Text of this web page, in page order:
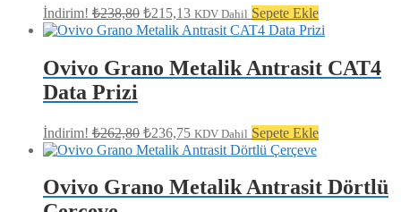
İndirim! ₺238,80 Orijinal
fiyat:
₺215,13 Şu
andaki
fiyat:
₺215,13.
KDV Dahil Sepete Ekle
Ovivo Grano Metalik Antrasit CAT4
Data Prizi
İndirim! ₺262,80 Orijinal
fiyat:
₺236,75 Şu
andaki
fiyat:
₺236,75.
KDV Dahil Sepete Ekle
Ovivo Grano Metalik Antrasit Dörtlü